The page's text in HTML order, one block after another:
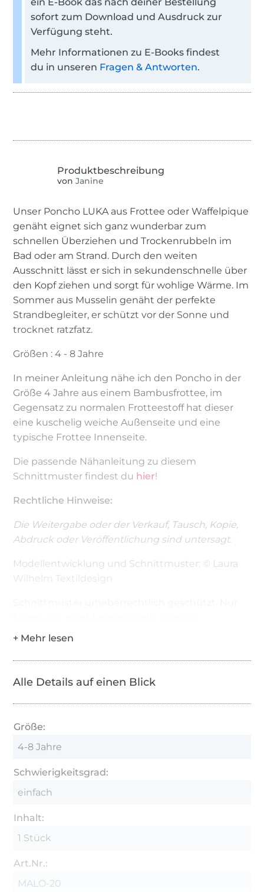
sofort zum Download und Ausdruck zur
Verfügung steht.
Mehr Informationen zu E-Books findest
du in unseren Fragen & Antworten.
von Janine
Unser Poncho LUKA aus Frottee oder Waffelpique
genäht eignet sich ganz wunderbar zum
schnellen Überziehen und Trockenrubbeln im
Bad oder am Strand. Durch den weiten
Ausschnitt lässt er sich in sekundenschnelle über
den Kopf ziehen und sorgt für wohlige Wärme. Im
Sommer aus Musselin genäht der perfekte
Strandbegleiter, er schützt vor der Sonne und
trocknet ratzfatz.
Größen : 4 - 8 Jahre
In meiner Anleitung nähe ich den Poncho in der
Größe 4 Jahre aus einem Bambusfrottee, im
Gegensatz zu normalen Frotteestoff hat dieser
eine kuschelig weiche Außenseite und eine
typische Frottee Innenseite.
Die passende Nähanleitung zu diesem
Schnittmuster findest du hier!
Rechtliche Hinweise:
Die Weitergabe oder der Verkauf, Tausch, Kopie,
Abdruck oder Veröffentlichung sind untersagt.
Modellentwicklung und Schnittmuster: © Laura
Wilhelm Textildesign
Alle Details auf einen Blick
Größe:
4-8 Jahre
Schwierigkeitsgrad:
einfach
Inhalt:
1 Stück
Art.Nr.:
MALO-20